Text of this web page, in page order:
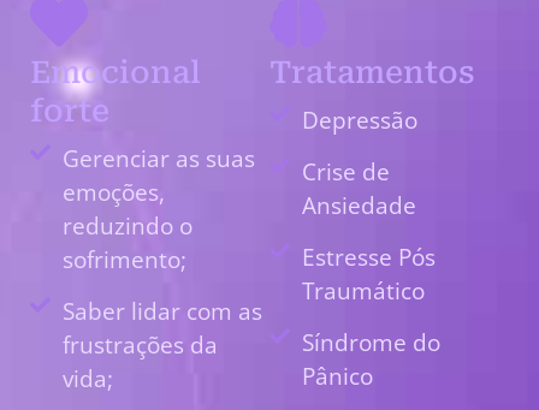
Emocional
forte
Gerenciar as suas
emoções,
reduzindo o
sofrimento;
Saber lidar com as
frustrações da
vida;
Tratamentos
Depressão
Crise de
Ansiedade
Estresse Pós
Traumático
Síndrome do
Pânico